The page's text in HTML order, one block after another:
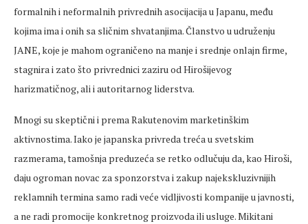
formalnih i neformalnih privrednih asocijacija u Japanu, među
kojima ima i onih sa sličnim shvatanjima. Članstvo u udruženju
JANE, koje je mahom ograničeno na manje i srednje onlajn firme,
stagnira i zato što privrednici zaziru od Hirošijevog
harizmatičnog, ali i autoritarnog liderstva.
Mnogi su skeptični i prema Rakutenovim marketinškim
aktivnostima. Iako je japanska privreda treća u svetskim
razmerama, tamošnja preduzeća se retko odlučuju da, kao Hiroši,
daju ogroman novac za sponzorstva i zakup najekskluzivnijih
reklamnih termina samo radi veće vidljivosti kompanije u javnosti,
a ne radi promocije konkretnog proizvoda ili usluge. Mikitani